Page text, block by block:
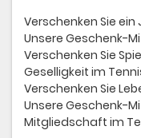
Verschenken Sie ein
Unsere Geschenk-
Verschenken Sie
Geselligkeit im
Verschenken Sie
Unsere Geschenk-
Mitgliedschaft im